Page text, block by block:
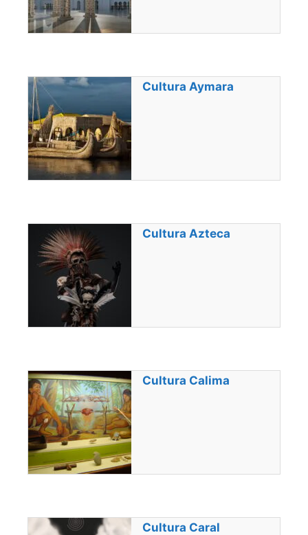
Cultura Aymara
Cultura Azteca
Cultura Calima
Cultura Caral